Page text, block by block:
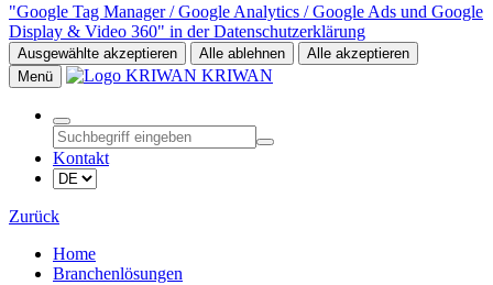
"Google Tag Manager / Google Analytics / Google Ads und Google
Display & Video 360" in der Datenschutzerklärung
Ausgewählte akzeptieren Alle ablehnen
Alle akzeptieren
Menü
KRIWAN
Kontakt
Zurück
Home
Branchenlösungen